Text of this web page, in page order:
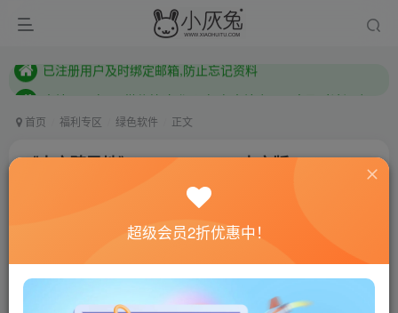
本站已开启QQ微信快速登录 ,拥有本站会员用户及时请问个人中心绑定！
首页 福利专区 绿色软件 正文
《太空殖民地》Build.9905319中文版
联网教程： 内附教程
单机教程： 内附教程
不懂的话联系客服！！！
超级会员2折优惠中！